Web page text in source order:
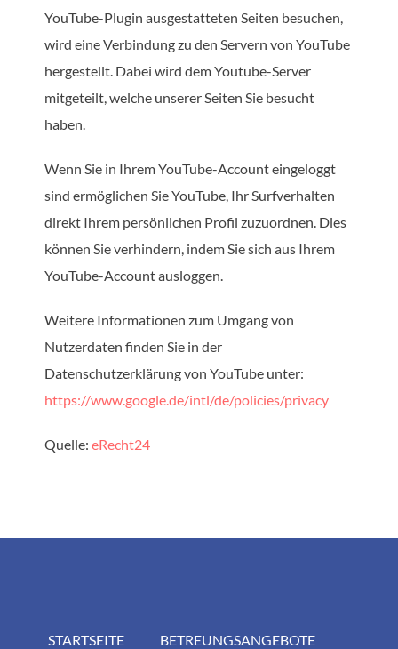
YouTube-Plugin ausgestatteten Seiten besuchen,
wird eine Verbindung zu den Servern von YouTube
hergestellt. Dabei wird dem Youtube-Server
mitgeteilt, welche unserer Seiten Sie besucht
haben.
Wenn Sie in Ihrem YouTube-Account eingeloggt
sind ermöglichen Sie YouTube, Ihr Surfverhalten
direkt Ihrem persönlichen Profil zuzuordnen. Dies
können Sie verhindern, indem Sie sich aus Ihrem
YouTube-Account ausloggen.
Weitere Informationen zum Umgang von
Nutzerdaten finden Sie in der
Datenschutzerklärung von YouTube unter:
https://www.google.de/intl/de/policies/privacy
Quelle: eRecht24
STARTSEITE BETREUNGSANGEBOTE